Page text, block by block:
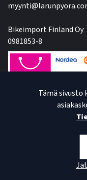
Bikeimport Finland Oy
0981853-8
Tämä sivusto